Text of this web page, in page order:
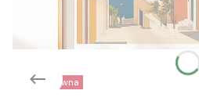
Z drewna